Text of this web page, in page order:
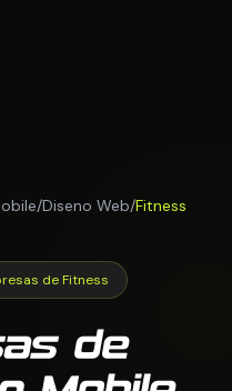
/Diseno Web/Fitness
de Fitness
de